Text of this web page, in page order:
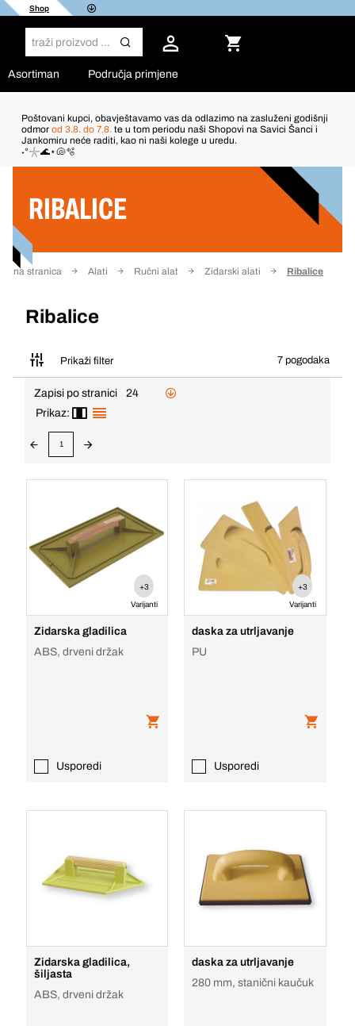
Shop
Asortiman Područja primjene
Poštovani kupci, obavještavamo vas da odlazimo na zasluženi godišnji
odmor od 3.8. do 7.8. te u tom periodu naši Shopovi na Savici Šanci i
Jankomiru neće raditi, kao ni naši kolege u uredu.
˖°𓇼🌊⋆🐚🫧
RIBALICE
stranica Alati Ručni alat Zidarski alati Ribalice
Ribalice
Prikaži filter 7 pogodaka
Filter
Zapisi po stranici
24
Prikaz:
1
+3
Varijanti
Zidarska gladilica
ABS, drveni držak
Usporedi
+3
Varijanti
daska za utrljavanje
PU
Usporedi
Zidarska gladilica,
šiljasta
ABS, drveni držak
daska za utrljavanje
280 mm, stanični kaučuk